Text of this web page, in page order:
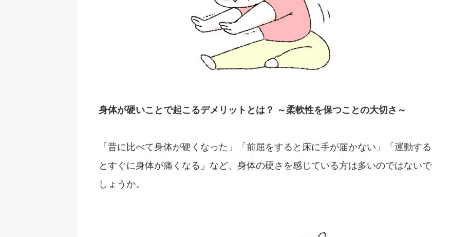
身体が硬いことで起こるデメリットとは？ ～柔軟性を保つことの大切さ～
「昔に比べて身体が硬くなった」「前屈をすると床に手が届かない」「運動する
とすぐに身体が痛くなる」など、身体の硬さを感じている方は多いのではないで
しょうか。